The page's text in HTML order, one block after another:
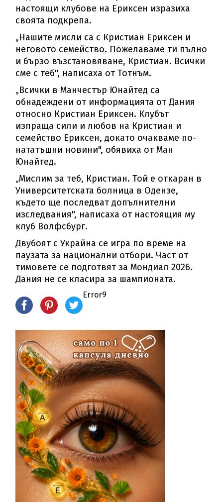
настоящи клубове на Ериксен изразиха
своята подкрепа.
„Нашите мисли са с Кристиан Ериксен и
неговото семейство. Пожелаваме ти пълно
и бързо възстановяване, Кристиан. Всички
сме с теб", написаха от Тотнъм.
„Всички в Манчестър Юнайтед са
обнадеждени от информацията от Дания
относно Кристиан Ериксен. Клубът
изпраща сили и любов на Кристиан и
семейство Ериксен, докато очакваме по-
нататъшни новини", обявиха от Ман
Юнайтед.
„Мислим за теб, Кристиан. Той е откаран в
Университетската болница в Одензе,
където ще последват допълнителни
изследвания", написаха от настоящия му
клуб Волфсбург.
Двубоят с Украйна се игра по време на
паузата за национални отбори. Част от
тимовете се подготвят за Мондиал 2026.
Дания не се класира за шампионата.
Error9